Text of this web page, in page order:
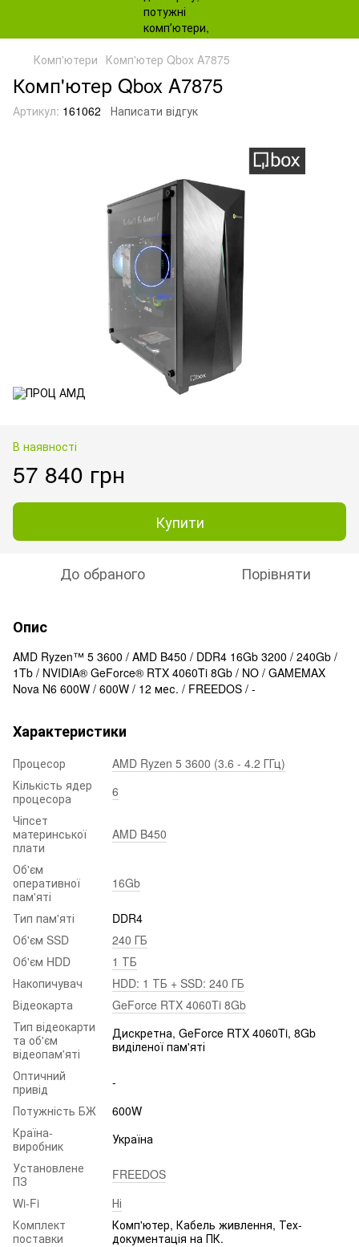
Комп'ютери Комп'ютер Qbox A7875
Комп'ютер Qbox A7875
Артикул: 161062 Написати відгук
В наявності
57 840 грн
Купити
До обраного Порівняти
Опис
AMD Ryzen™ 5 3600 / AMD B450 / DDR4 16Gb 3200 / 240Gb /
1Tb / NVIDIA® GeForce® RTX 4060Ti 8Gb / NO / GAMEMAX
Nova N6 600W / 600W / 12 мес. / FREEDOS / -
Характеристики
Процесор
AMD Ryzen 5 3600 (3.6 - 4.2 ГГц)
Кількість ядер
процесора
6
Чіпсет
материнської
плати
AMD B450
Об'єм
оперативної
пам'яті
16Gb
Тип пам'яті
DDR4
Об'єм SSD
240 ГБ
Об'єм HDD
1 ТБ
Накопичувач
HDD: 1 ТБ + SSD: 240 ГБ
Відеокарта
GeForce RTX 4060Ti 8Gb
Тип відеокарти
та об'єм
відеопам'яті
Дискретна, GeForce RTX 4060Ti, 8Gb
виділеної пам'яті
Оптичний
привід
-
Потужність БЖ
600W
Країна-
виробник
Україна
Установлене
ПЗ
FREEDOS
Wi-Fi
Ні
Комплект
поставки
Комп'ютер, Кабель живлення, Тех-
документація на ПК.